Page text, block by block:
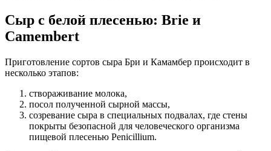
Сыр с белой плесенью: Brie и
Camembert
Приготовление сортов сыра Бри и Камамбер происходит в
несколько этапов:
створаживание молока,
посол полученной сырной массы,
созревание сыра в специальных подвалах, где стены
покрыты безопасной для человеческого организма
пищевой плесенью Penicillium.